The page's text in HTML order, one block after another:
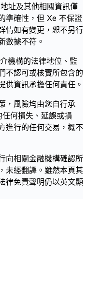
址及其他相關資訊僅
準確性，但 Xe 不保證
情如有變更，恕不另行
數據不符。
機構的法律地位、監
不認可或核實所包含的
供資訊承擔任何責任。
，風險均由您自行承
何損失、延誤或損
進行的任何交易，概不
向相關金融機構確認所
未經翻譯。雖然本頁其
律免責聲明仍以英文顯